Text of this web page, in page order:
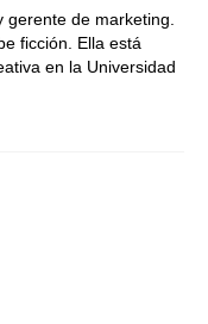
de marketing.
ficción. Ella está
en la Universidad